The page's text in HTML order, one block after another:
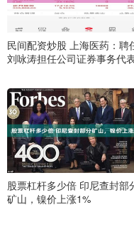
民间配资炒股 上海医药：聘
刘咏涛担任公司证券事务代
股票杠杆多少倍 印尼查封部
矿山，镍价上涨1%